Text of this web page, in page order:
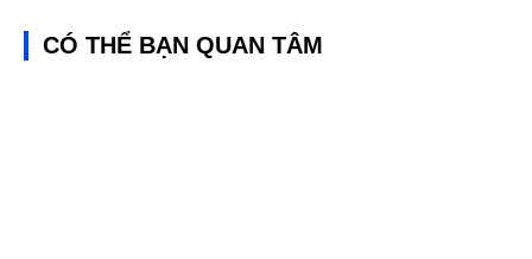
CÓ THỂ BẠN QUAN TÂM